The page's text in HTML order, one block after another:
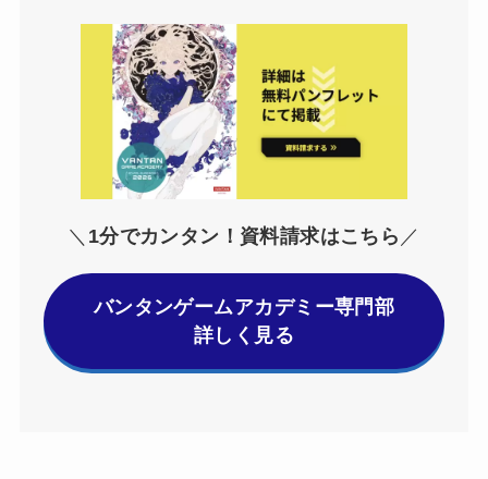
＼ 1分でカンタン！資料請求はこちら ／
バンタンゲームアカデミー専門部
詳しく見る